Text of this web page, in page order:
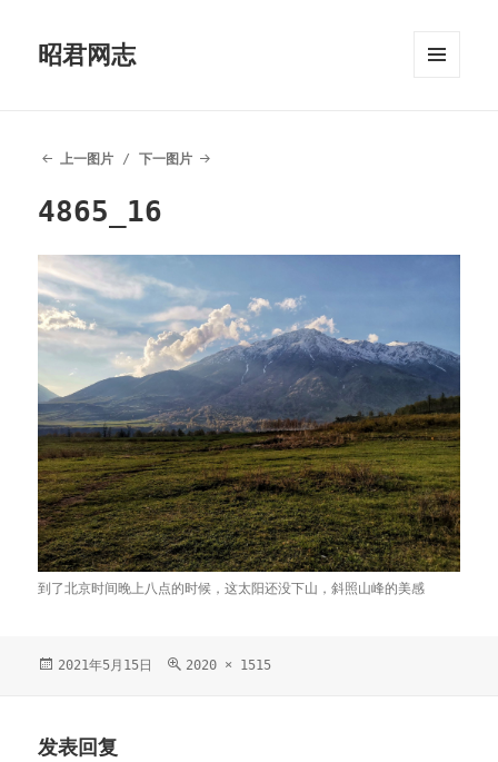
昭君网志
上一图片 下一图片
4865_16
到了北京时间晚上八点的时候，这太阳还没下山，斜照山峰的美感
发
2021年5月15日
原
2020 × 1515
发表回复